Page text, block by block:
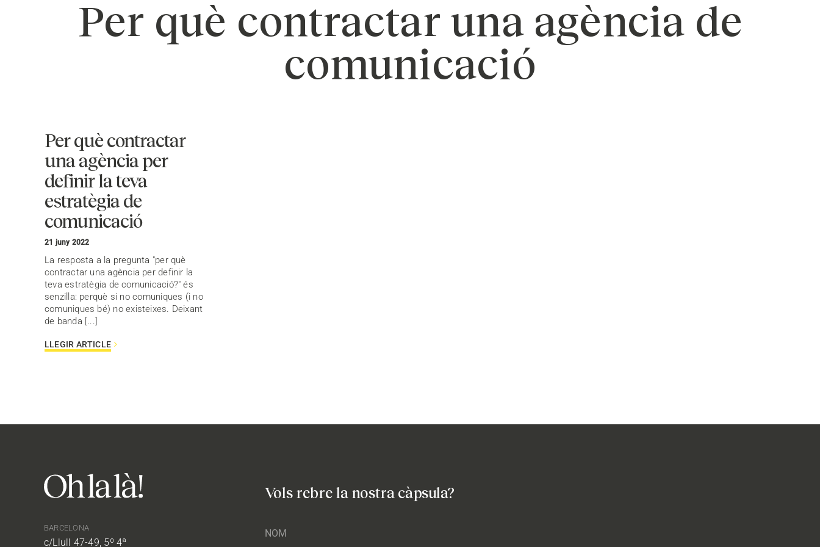
Per què contractar una agència de
comunicació
Per què contractar
una agència per
definir la teva
estratègia de
comunicació
21 juny 2022
La resposta a la pregunta "per què
contractar una agència per definir la
teva estratègia de comunicació?" és
senzilla: perquè si no comuniques (i no
comuniques bé) no existeixes. Deixant
de banda [...]
LLEGIR ARTICLE
BARCELONA
c/Llull 47-49, 5º 4ª
Vols rebre la nostra càpsula?